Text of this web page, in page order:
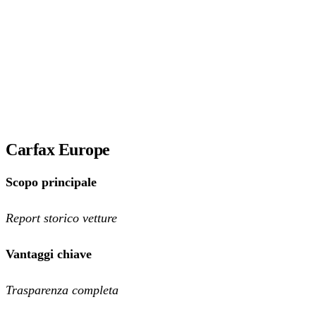
Carfax Europe
Scopo principale
Report storico vetture
Vantaggi chiave
Trasparenza completa